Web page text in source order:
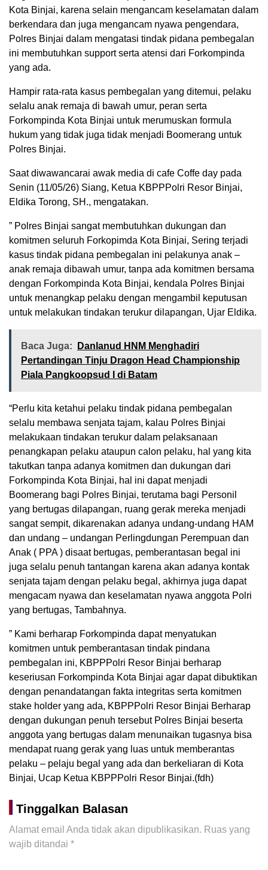
Kota Binjai, karena selain mengancam keselamatan dalam
berkendara dan juga mengancam nyawa pengendara,
Polres Binjai dalam mengatasi tindak pidana pembegalan
ini membutuhkan support serta atensi dari Forkompinda
yang ada.
Hampir rata-rata kasus pembegalan yang ditemui, pelaku
selalu anak remaja di bawah umur, peran serta
Forkompinda Kota Binjai untuk merumuskan formula
hukum yang tidak juga tidak menjadi Boomerang untuk
Polres Binjai.
Saat diwawancarai awak media di cafe Coffe day pada
Senin (11/05/26) Siang, Ketua KBPPPolri Resor Binjai,
Eldika Torong, SH., mengatakan.
” Polres Binjai sangat membutuhkan dukungan dan
komitmen seluruh Forkopimda Kota Binjai, Sering terjadi
kasus tindak pidana pembegalan ini pelakunya anak –
anak remaja dibawah umur, tanpa ada komitmen bersama
dengan Forkompinda Kota Binjai, kendala Polres Binjai
untuk menangkap pelaku dengan mengambil keputusan
untuk melakukan tindakan terukur dilapangan, Ujar Eldika.
Baca Juga:
Danlanud HNM Menghadiri
Pertandingan Tinju Dragon Head Championship
Piala Pangkoopsud I di Batam
“Perlu kita ketahui pelaku tindak pidana pembegalan
selalu membawa senjata tajam, kalau Polres Binjai
melakukaan tindakan terukur dalam pelaksanaan
penangkapan pelaku ataupun calon pelaku, hal yang kita
takutkan tanpa adanya komitmen dan dukungan dari
Forkompinda Kota Binjai, hal ini dapat menjadi
Boomerang bagi Polres Binjai, terutama bagi Personil
yang bertugas dilapangan, ruang gerak mereka menjadi
sangat sempit, dikarenakan adanya undang-undang HAM
dan undang – undangan Perlingdungan Perempuan dan
Anak ( PPA ) disaat bertugas, pemberantasan begal ini
juga selalu penuh tantangan karena akan adanya kontak
senjata tajam dengan pelaku begal, akhirnya juga dapat
mengacam nyawa dan keselamatan nyawa anggota Polri
yang bertugas, Tambahnya.
” Kami berharap Forkompinda dapat menyatukan
komitmen untuk pemberantasan tindak pindana
pembegalan ini, KBPPPolri Resor Binjai berharap
keseriusan Forkompinda Kota Binjai agar dapat dibuktikan
dengan penandatangan fakta integritas serta komitmen
stake holder yang ada, KBPPPolri Resor Binjai Berharap
dengan dukungan penuh tersebut Polres Binjai beserta
anggota yang bertugas dalam menunaikan tugasnya bisa
mendapat ruang gerak yang luas untuk memberantas
pelaku – pelaju begal yang ada dan berkeliaran di Kota
Binjai, Ucap Ketua KBPPPolri Resor Binjai.(fdh)
Tinggalkan Balasan
Alamat email Anda tidak akan dipublikasikan. Ruas yang
wajib ditandai *